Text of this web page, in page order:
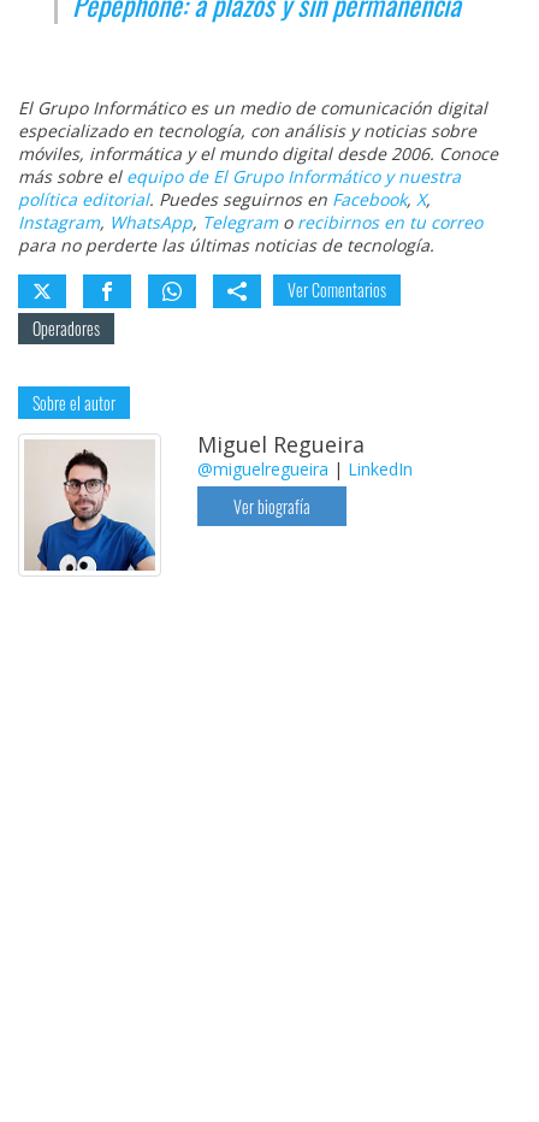
El Grupo Informático es un medio de comunicación digital
especializado en tecnología, con análisis y noticias sobre
móviles, informática y el mundo digital desde 2006. Conoce
más sobre el equipo de El Grupo Informático y nuestra
política editorial. Puedes seguirnos en Facebook, X,
Instagram, WhatsApp, Telegramo recibirnos en tu correo
para no perderte las últimas noticias de tecnología.
Ver Comentarios
Operadores
Sobre el autor
Miguel Regueira
@miguelregueira | LinkedIn
Ver biografía